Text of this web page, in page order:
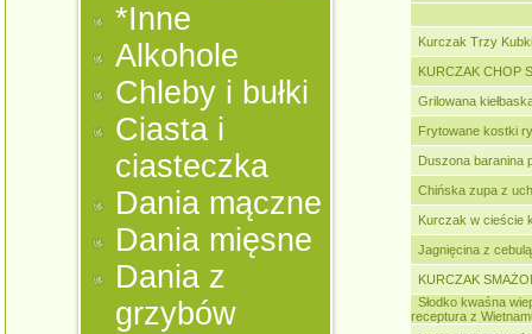
*Inne
Alkohole
Chleby i bułki
Ciasta i
ciasteczka
Dania mączne
Dania mięsne
Dania z
grzybów
Kurczak Trzy Kubki
KURCZAK CHOP
Grilowana
Frytowane kostki
Duszona baranina
Chińska zupa z
Kurczak w cieście
Jagnięcina z
KURCZAK
Słodko kwaśna
receptura z